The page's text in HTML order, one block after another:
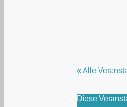
« Alle
Diese